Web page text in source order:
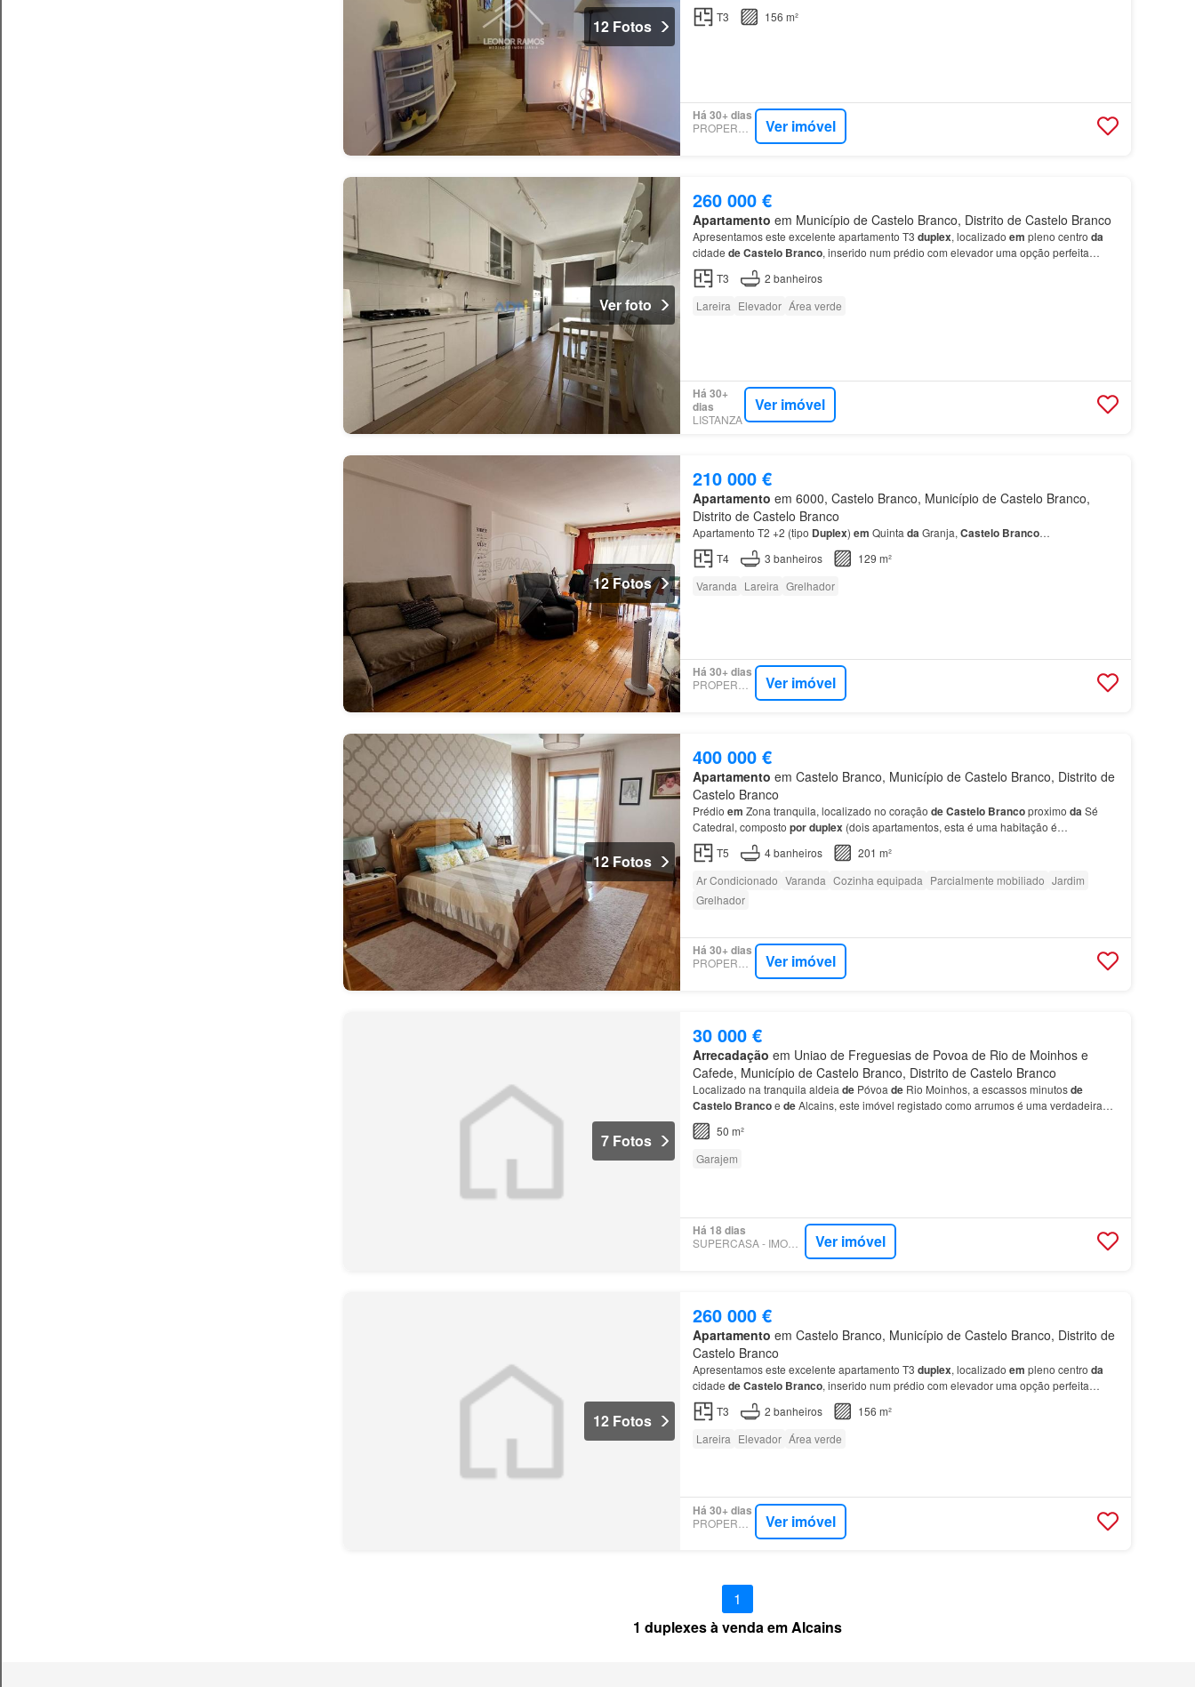
12 Fotos
T3
156 m²
Há 30+ dias
PROPERSTAR Ver imóvel
Ver foto
260 000 €
Apartamento em Município de Castelo Branco, Distrito de Castelo Branco
Apresentamos este excelente apartamento T3 duplex, localizado em pleno centro da
cidade deCastelo Branco, inserido num prédio com elevador uma opção perfeita
áreas e roupeiros embutidos - 2 casas
T3 2 banheiros
Lareira Elevador Área verde
Há 30+
dias
LISTANZA
Ver imóvel
12 Fotos
210 000 €
Apartamento em 6000, Castelo Branco, Município de Castelo Branco,
Distrito de Castelo Branco
Apartamento T2 +2 (tipo Duplex) em Quinta daGranja, Castelo Branco…
T4
3 banheiros
129 m²
Varanda Lareira Grelhador
Há 30+ dias
PROPERSTAR Ver imóvel
12 Fotos
400 000 €
Apartamento em Castelo Branco, Município de Castelo Branco, Distrito de
Castelo Branco
Prédio em Zona tranquila, localizado no coração deCastelo Brancoproximo daSé
Catedral, composto porduplex (dois apartamentos, esta é uma habitação é
privilegiada, com fácil acesso a restaurantes, comércio local, supermerc…
T5 4banheiros
201 m²
Ar Condicionado Varanda Cozinha equipada Parcialmente mobiliado Jardim
Grelhador
Há 30+ dias
Ver imóvel
7 Fotos
30 000 €
Arrecadação em Uniao de Freguesias de Povoa de Rio de Moinhos e
Cafede, Município de Castelo Branco, Distrito de Castelo Branco
Localizado na tranquila aldeia dePóvoa deRio Moinhos, a escassos minutosde
Castelo Brancoe deAlcains, este imóvel registado como arrumos é uma verdadeira
para
50 m²
Garajem
Há 18 dias
SUPERCASA - IMOBRETANHA Ver imóvel
12 Fotos
260 000 €
Apartamento em Castelo Branco, Município de Castelo Branco, Distrito de
Castelo Branco
Apresentamos este excelente apartamento T3 duplex, localizado em pleno centro da
cidade deCastelo Branco, inserido num prédio com elevador uma opção perfeita
áreas e roupeiros embutidos - 2 casas
T3 2 banheiros
156 m²
Lareira Elevador Área verde
Há 30+ dias
Ver imóvel
1
1 duplexes à venda em Alcains